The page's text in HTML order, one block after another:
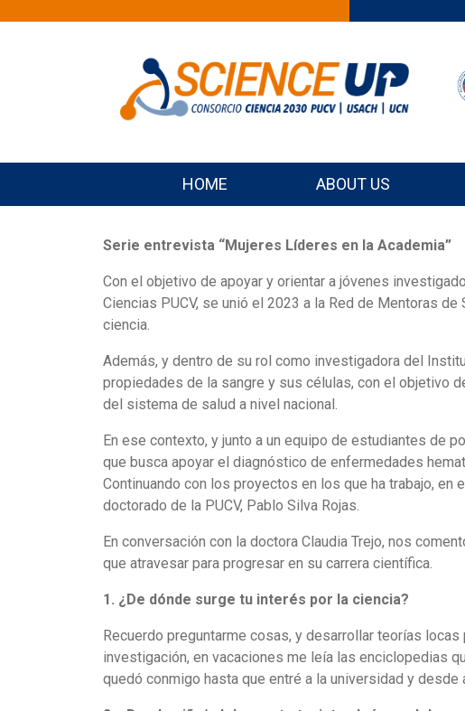
HOME ABOUT US
Serie entrevista “Mujeres Líderes en la Academia”
Con el objetivo de apoyar y orientar a jóvenes
Ciencias PUCV, se unió el 2023 a la Red de Mentoras
ciencia.
Además, y dentro de su rol como investigadora del
propiedades de la sangre y sus células, con el objetivo
del sistema de salud a nivel nacional.
En ese contexto, y junto a un equipo de estudiantes de
que busca apoyar el diagnóstico de enfermedades
Continuando con los proyectos en los que ha trabajo, en
doctorado de la PUCV, Pablo Silva Rojas.
En conversación con la doctora Claudia Trejo, nos
que atravesar para progresar en su carrera científica.
1. ¿De dónde surge tu interés por la ciencia?
Recuerdo preguntarme cosas, y desarrollar teorías
investigación, en vacaciones me leía las enciclopedias
quedó conmigo hasta que entré a la universidad y